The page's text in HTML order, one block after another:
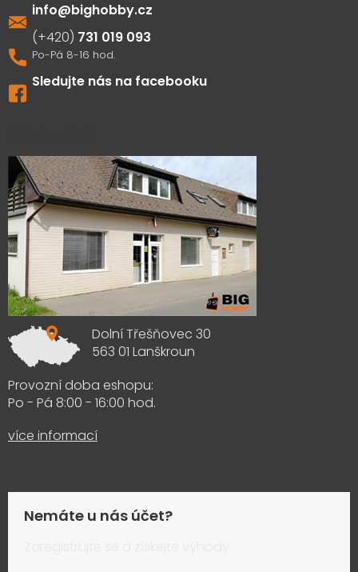
info@bighobby.cz
731 019 093
Sledujte nás na facebooku
Dolní Třešňovec 30
563 01 Lanškroun
Provozní doba eshopu:
Po - Pá 8:00 - 16:00 hod.
více informací
Nemáte u nás účet?